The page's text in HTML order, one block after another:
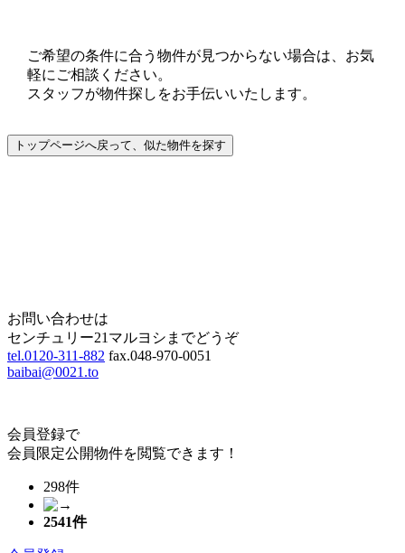
ご希望の条件に合う物件が見つからない場合は、お気
軽にご相談ください。
スタッフが物件探しをお手伝いいたします。
お問い合わせは
センチュリー21マルヨシまでどうぞ
tel.0120-311-882 fax.048-970-0051
baibai@0021.to
会員登録で
会員限定公開物件を閲覧できます！
298件
2541件